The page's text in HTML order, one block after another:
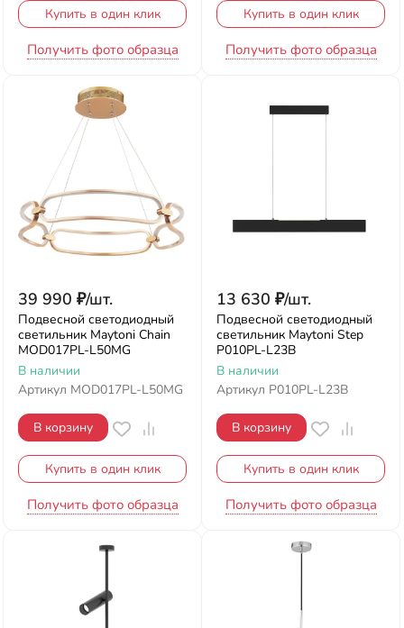
Купить в один клик
Получить фото образца
Купить в один клик
Получить фото образца
39 990 ₽/шт.
Подвесной светодиодный
светильник Maytoni Chain
MOD017PL-L50MG
В наличии
Артикул MOD017PL-L50MG
В корзину
Купить в один клик
Получить фото образца
13 630 ₽/шт.
Подвесной светодиодный
светильник Maytoni Step
P010PL-L23B
В наличии
Артикул P010PL-L23B
В корзину
Купить в один клик
Получить фото образца